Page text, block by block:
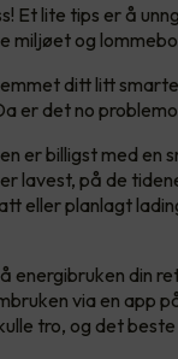
Et lite tips er å
miljøet og
ditt litt
er det no
er billigst med en
lavest, på de
eller planlagt
energibruken din
via en app
tro, og det